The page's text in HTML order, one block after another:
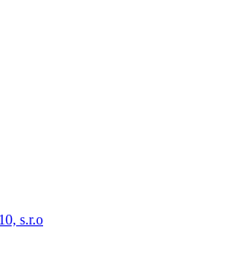
s.r.o